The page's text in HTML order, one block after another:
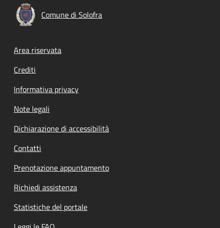
Comune di Solofra
Footer menu
Area riservata
Crediti
Informativa privacy
Note legali
Dichiarazione di accessibilità
Contatti
Prenotazione appuntamento
Richiedi assistenza
Statistiche del portale